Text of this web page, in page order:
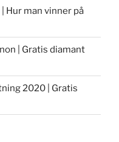
Hur man vinner på
| Gratis diamant
2020 | Gratis